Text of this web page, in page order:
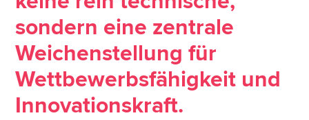
sondern eine zentrale
Weichenstellung für
Wettbewerbsfähigkeit und
Innovationskraft.